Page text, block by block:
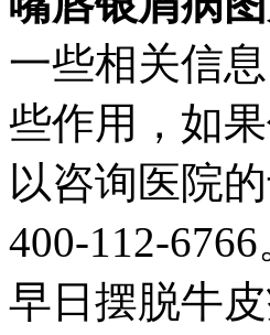
一些相关信
些作用，如
以咨询医院
400-112-
早日摆脱牛